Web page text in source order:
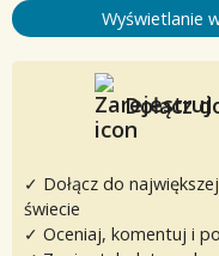
Wyświetlanie
Dołącz
✓ Dołącz do
świecie
✓ Oceniaj, komentuj i